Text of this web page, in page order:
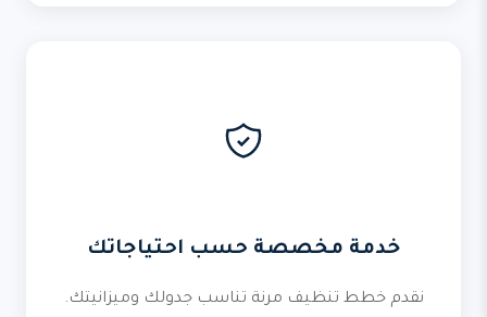
خدمة مخصصة حسب احتياجاتك
نقدم خطط تنظيف مرنة تناسب جدولك وميزانيتك.